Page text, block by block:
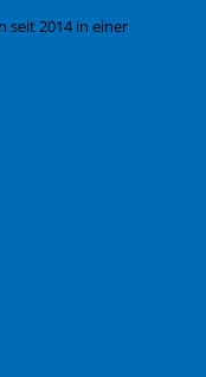
seit 2014 in einer